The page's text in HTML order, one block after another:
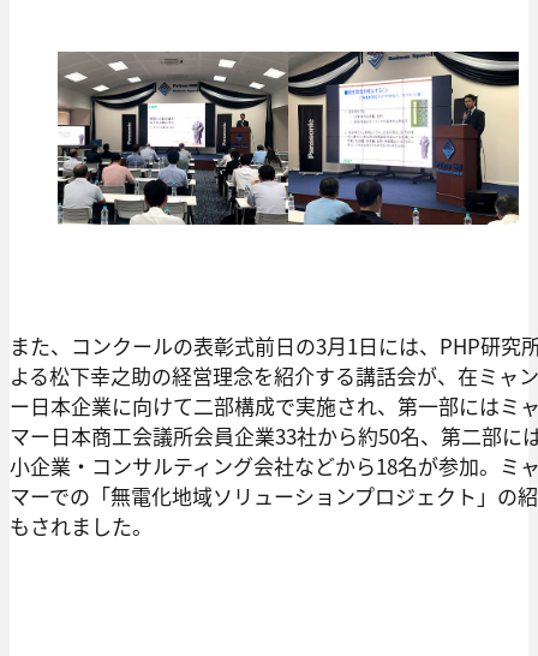
また、コンクールの表彰式前日の3月1日には、PHP研究
よる松下幸之助の経営理念を紹介する講話会が、在ミャ
ー日本企業に向けて二部構成で実施され、第一部にはミ
マー日本商工会議所会員企業33社から約50名、第二部に
小企業・コンサルティング会社などから18名が参加。ミ
マーでの「無電化地域ソリューションプロジェクト」の
もされました。